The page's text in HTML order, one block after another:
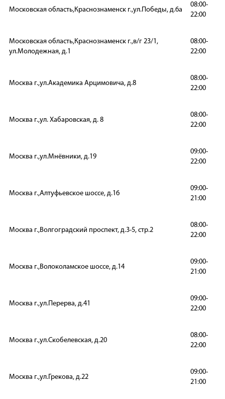
Московская область,Краснознаменск г.,ул.Победы, д.6а
08:00-
22:00
Московская область,Краснознаменск г.,в/г 23/1,
ул.Молодежная, д.1
08:00-
22:00
Москва г.,ул.Академика Арцимовича, д.8
08:00-
22:00
Москва г.,ул. Хабаровская, д. 8
08:00-
22:00
Москва г.,ул.Мнёвники, д.19
09:00-
22:00
Москва г.,Алтуфьевское шоссе, д.16
09:00-
21:00
Москва г.,Волгоградский проспект, д.3-5, стр.2
08:00-
22:00
Москва г.,Волоколамское шоссе, д.14
09:00-
21:00
Москва г.,ул.Перерва, д.41
09:00-
22:00
Москва г.,ул.Скобелевская, д.20
08:00-
22:00
Москва г.,ул.Грекова, д.22
09:00-
21:00